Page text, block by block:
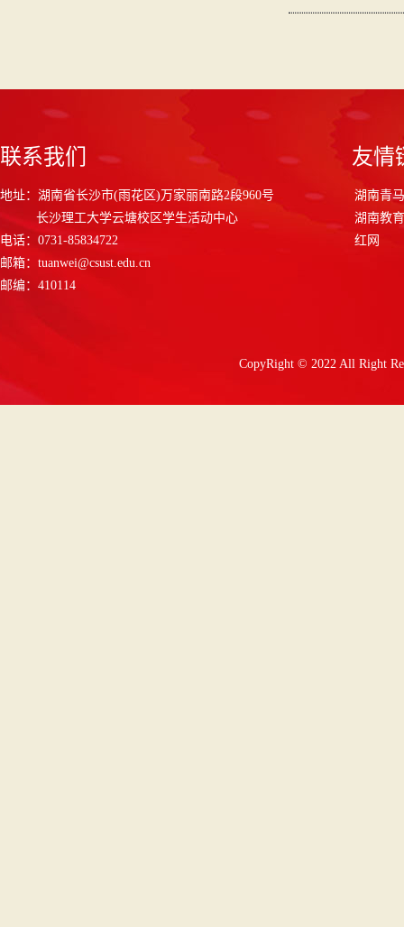
联系我们
地址：湖南省长沙市(雨花区)万家丽南路2段960号
长沙理工大学云塘校区学生活动中心
电话：0731-85834722
邮箱：tuanwei@csust.edu.cn
邮编：410114
友情
湖南青
湖南教
红网
CopyRight © 2022 All Right